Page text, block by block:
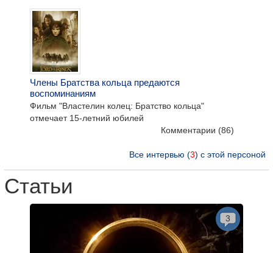
Члены Братства кольца предаются
воспоминаниям
Фильм "Властелин колец: Братство кольца"
отмечает 15-летний юбилей
Комментарии (86)
Все интервью (3) с этой персоной
Статьи
3